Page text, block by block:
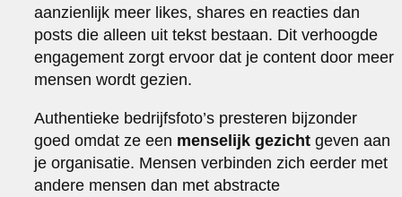
aanzienlijk meer likes, shares en reacties dan
posts die alleen uit tekst bestaan. Dit verhoogde
engagement zorgt ervoor dat je content door meer
mensen wordt gezien.
Authentieke bedrijfsfoto’s presteren bijzonder
goed omdat ze een menselijk gezicht geven aan
je organisatie. Mensen verbinden zich eerder met
andere mensen dan met abstracte